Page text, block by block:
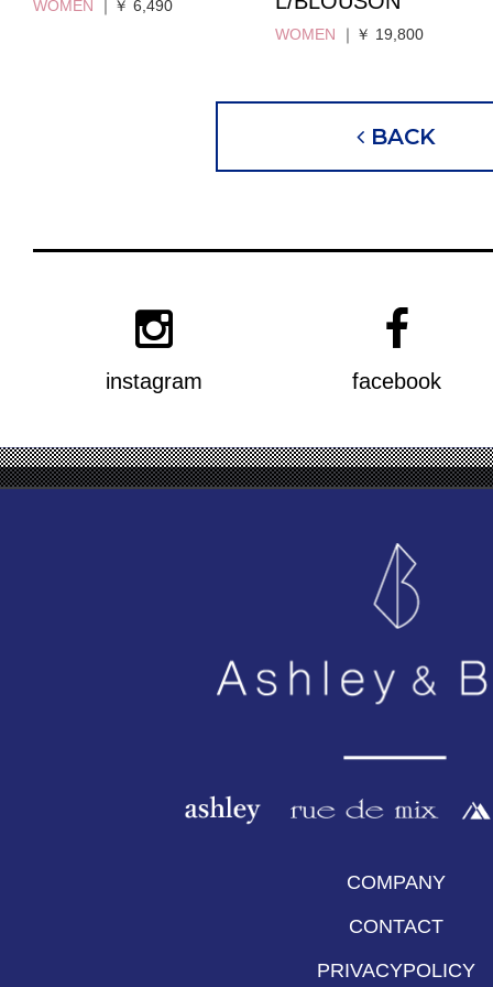
WOMEN ｜￥ 6,490
WOMEN ｜￥ 19,800
BACK
instagram facebook
COMPANY
CONTACT
PRIVACYPOLICY